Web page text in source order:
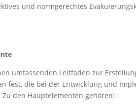
und normgerechtes
umfassenden Leitfaden zur
fest, die bei der Entwicklung und
den Hauptelementen gehören: